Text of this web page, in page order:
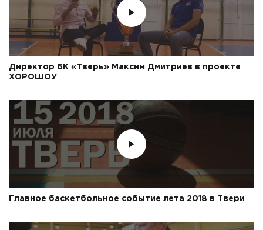
Директор БК «Тверь» Максим Дмитриев в проекте
ХОРОШОУ
Главное баскетбольное событие лета 2018 в Твери